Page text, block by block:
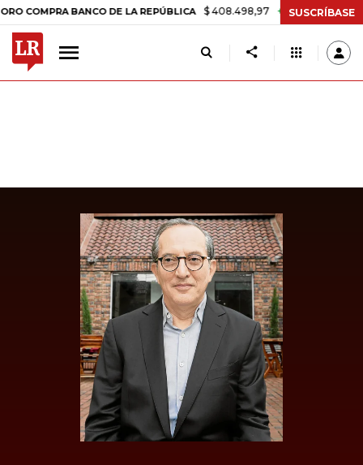
BANCO DE LA REPÚBLICA $ 408.498,97 +$ 8.753,81 +2,19%
SUSCRÍBASE